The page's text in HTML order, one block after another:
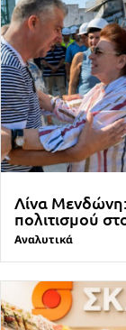
Λίνα
πολιτισμού
Αναλυτικά